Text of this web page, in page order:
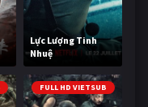
Lực Lượng Tinh
Nhuệ
FULL HD VIETSUB